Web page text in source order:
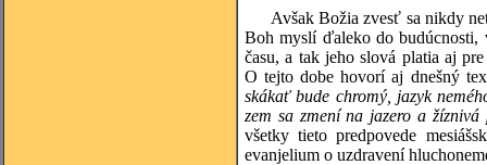
Avšak Božia zvesť sa nikdy
Boh myslí ďaleko do budúcnosti,
času, a tak jeho slová platia aj
O tejto dobe hovorí aj dnešný
skákať bude chromý, jazyk
zem sa zmení na jazero a
všetky tieto predpovede
evanjelium o uzdravení